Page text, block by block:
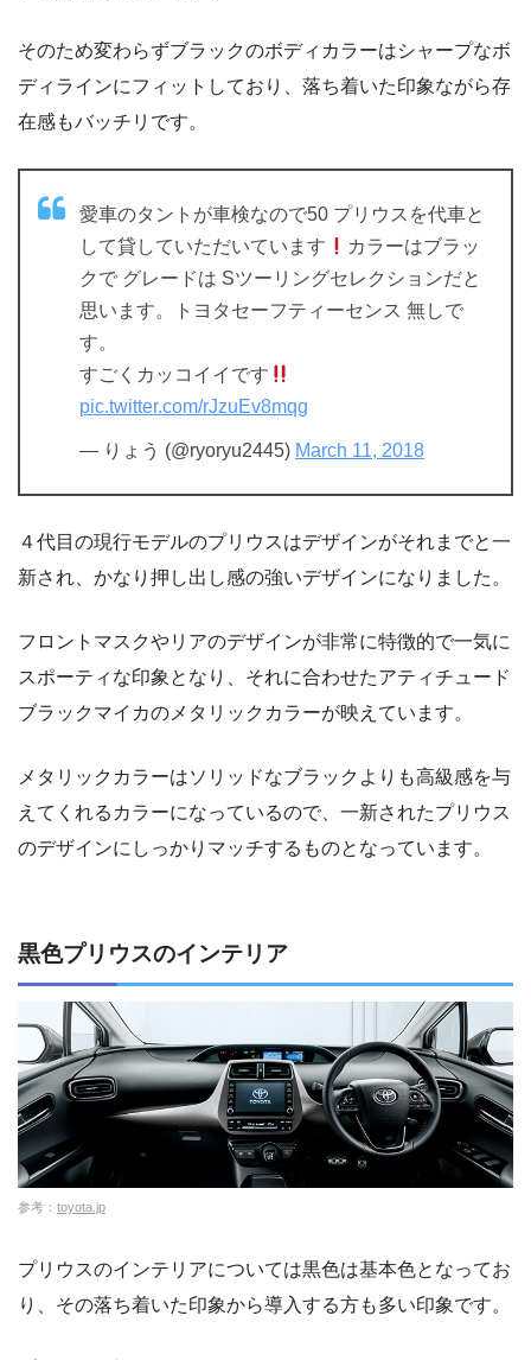
そのため変わらずブラックのボディカラーはシャープなボ
ディラインにフィットしており、落ち着いた印象ながら存
在感もバッチリです。
愛車のタントが車検なので50 プリウスを代車と
して貸していただいています
カラーはブラッ
クで グレードは Sツーリングセレクションだと
思います。トヨタセーフティーセンス 無しで
す。
すごくカッコイイです
pic.twitter.com/rJzuEv8mqg
— りょう (@ryoryu2445) March 11, 2018
４代目の現行モデルのプリウスはデザインがそれまでと一
新され、かなり押し出し感の強いデザインになりました。
フロントマスクやリアのデザインが非常に特徴的で一気に
スポーティな印象となり、それに合わせたアティチュード
ブラックマイカのメタリックカラーが映えています。
メタリックカラーはソリッドなブラックよりも高級感を与
えてくれるカラーになっているので、一新されたプリウス
のデザインにしっかりマッチするものとなっています。
黒色プリウスのインテリア
参考： toyota.jp
プリウスのインテリアについては黒色は基本色となってお
り、その落ち着いた印象から導入する方も多い印象です。